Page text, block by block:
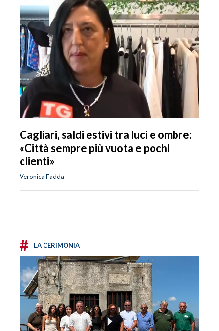
Cagliari, saldi estivi tra luci e ombre:
«Città sempre più vuota e pochi
clienti»
Veronica Fadda
# LA CERIMONIA